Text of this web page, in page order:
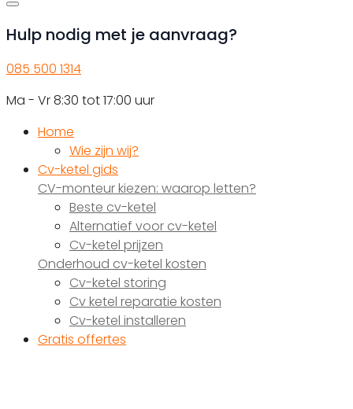
Hulp nodig met je aanvraag?
085 500 1314
Ma - Vr 8:30 tot 17:00 uur
Home
Wie zijn wij?
Cv-ketel gids
CV-monteur kiezen: waarop letten?
Beste cv-ketel
Alternatief voor cv-ketel
Cv-ketel prijzen
Onderhoud cv-ketel kosten
Cv-ketel storing
Cv ketel reparatie kosten
Cv-ketel installeren
Gratis offertes